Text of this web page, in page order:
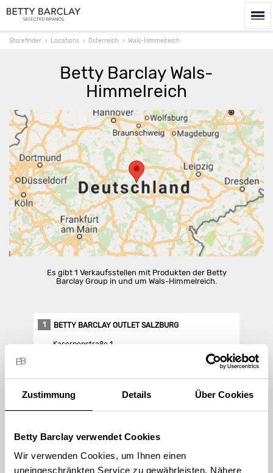
Zustimmung Details Über Cookies
Betty Barclay verwendet Cookies
Wir verwenden Cookies, um Ihnen einen
uneingeschränkten Service zu gewährleisten. Nähere
Storefinder Locations Österreich Wals-Himmelreich
Betty Barclay Wals-
Himmelreich
Route berechnen
Es gibt 1 Verkaufsstellen mit Produkten der Betty
Barclay Group in und um Wals-Himmelreich.
1 BETTY BARCLAY OUTLET SALZBURG
Kasernenstraße 1
Store Landing-Page